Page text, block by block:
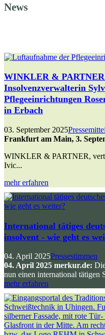
News
WINKLER &
Insolvenzverwalterin
Pflegeeinrichtungen
in Erbach
03. September 2025
Frankfurt am Main, 3.
WINKLER & PARTNER,
Ivic...
mehr erfahren
International tätiges
insolvent - wie geht es
04. April 2025Pressestimmen
04. April 2025 merkur.de:
nun einen international tätigen
mehr erfahren